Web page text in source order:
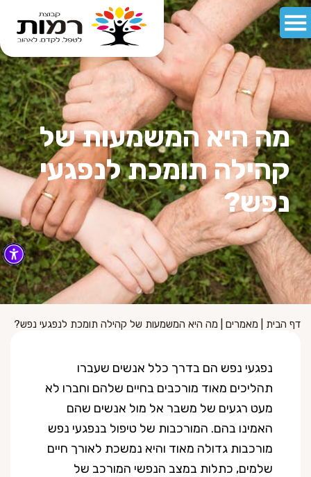
מה היא המשמעות של
קהילה תומכת לנפגעי
נפש?
דף הבית מאמרים מה היא המשמעות של קהילה תומכת לנפגעי נפש?
נפגעי נפש הם בדרך כלל אנשים שעברו
תהליכים מאוד מורכבים בחיים שלהם וחברו לא
מעט רגעים של משבר אל מול אנשים שהם
האמינו בהם. המורכבות של טיפול בנפגעי נפש
מורכבות גדולה מאוד והיא נמשכת לאורך חיים
שלמים, כתלות במצב הנפשי המורכב של